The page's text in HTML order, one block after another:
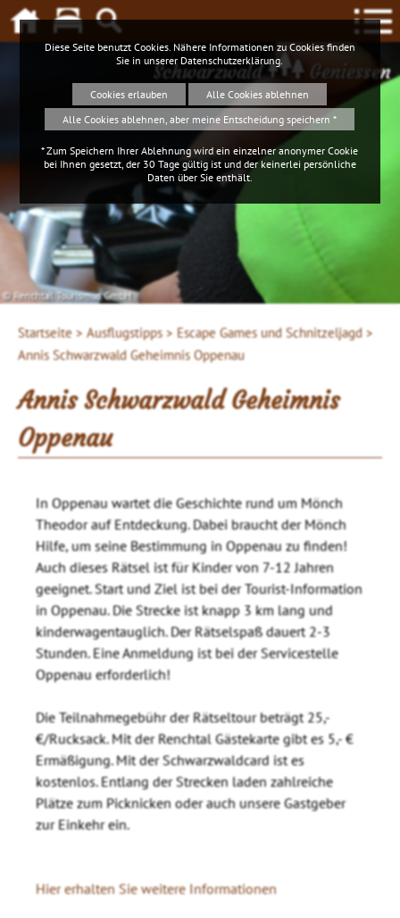
Schwarzwald Geniessen
© Renchtal Tourismus GmbH
Startseite > Ausflugstipps > Escape Games und Schnitzeljagd >
Annis Schwarzwald Geheimnis Oppenau
Annis Schwarzwald Geheimnis
Oppenau
In Oppenau wartet die Geschichte rund um Mönch
Theodor auf Entdeckung. Dabei braucht der Mönch
Hilfe, um seine Bestimmung in Oppenau zu finden!
Auch dieses Rätsel ist für Kinder von 7-12 Jahren
geeignet. Start und Ziel ist bei der Tourist-Information
in Oppenau. Die Strecke ist knapp 3 km lang und
kinderwagentauglich. Der Rätselspaß dauert 2-3
Stunden. Eine Anmeldung ist bei der Servicestelle
Oppenau erforderlich!
Die Teilnahmegebühr der Rätseltour beträgt 25,-
€/Rucksack. Mit der Renchtal Gästekarte gibt es 5,- €
Ermäßigung. Mit der Schwarzwaldcard ist es
kostenlos. Entlang der Strecken laden zahlreiche
Plätze zum Picknicken oder auch unsere Gastgeber
zur Einkehr ein.
Hier erhalten Sie weitere Informationen
Diese Seite benutzt Cookies. Nähere Informationen zu Cookies finden
Sie in unserer Datenschutzerklärung.
Cookies erlauben
Alle Cookies ablehnen
Alle Cookies ablehnen, aber meine Entscheidung speichern *
* Zum Speichern Ihrer Ablehnung wird ein einzelner anonymer Cookie
bei Ihnen gesetzt, der 30 Tage gültig ist und der keinerlei persönliche
Daten über Sie enthält.